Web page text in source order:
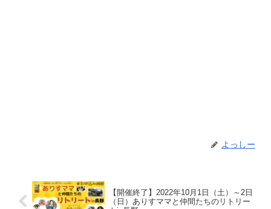
よっしー
【開催終了】2022年10月1日（土）～2日
（日）ありすママと仲間たちのリトリー